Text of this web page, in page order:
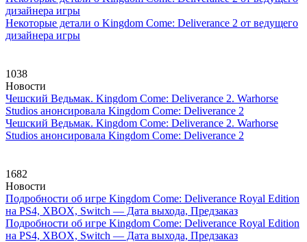
дизайнера игры
Некоторые детали о Kingdom Come: Deliverance 2 от ведущего
дизайнера игры
1038
Новости
Чешский Ведьмак. Kingdom Come: Deliverance 2. Warhorse
Studios анонсировала Kingdom Come: Deliverance 2
Чешский Ведьмак. Kingdom Come: Deliverance 2. Warhorse
Studios анонсировала Kingdom Come: Deliverance 2
1682
Новости
Подробности об игре Kingdom Come: Deliverance Royal Edition
на PS4, XBOX, Switch — Дата выхода, Предзаказ
Подробности об игре Kingdom Come: Deliverance Royal Edition
на PS4, XBOX, Switch — Дата выхода, Предзаказ